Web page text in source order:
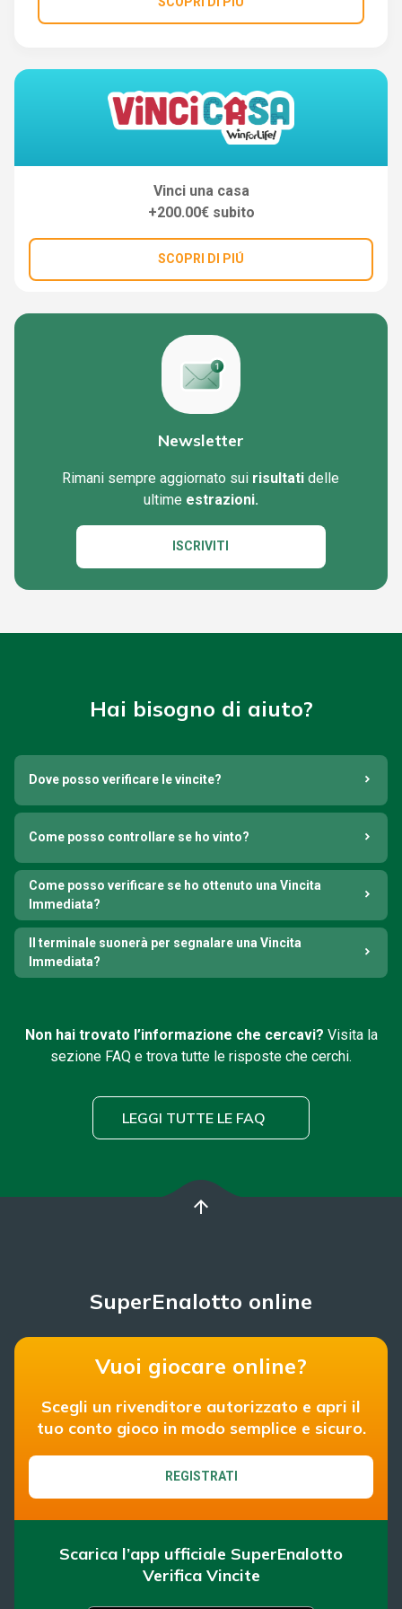
Vinci una casa
+200.00€ subito
SCOPRI DI PIÚ
Newsletter
Rimani sempre aggiornato sui risultati delle
ultime estrazioni.
ISCRIVITI
Hai bisogno di aiuto?
Dove posso verificare le vincite?
Come posso controllare se ho vinto?
Come posso verificare se ho ottenuto una Vincita
Immediata?
Il terminale suonerà per segnalare una Vincita
Immediata?
Non hai trovato l’informazione che cercavi? Visita la
sezione FAQ e trova tutte le risposte che cerchi.
LEGGI TUTTE LE FAQ
arrow_upward
SuperEnalotto online
Vuoi giocare online?
Scegli un rivenditore autorizzato e apri il
tuo conto gioco in modo semplice e sicuro.
REGISTRATI
Scarica l’app ufficiale SuperEnalotto
Verifica Vincite